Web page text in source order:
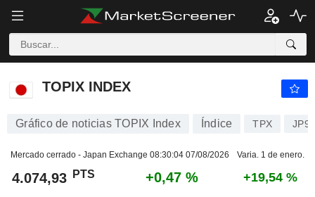
TOPIX INDEX
TOPIX INDEX
Gráfico de noticias TOPIX Index Índice TPX
Mercado cerrado - Japan Exchange 08:30:04 07/08/2026 Varia. 1 de enero.
4.074,93 PTS +0,47 % +19,54 %